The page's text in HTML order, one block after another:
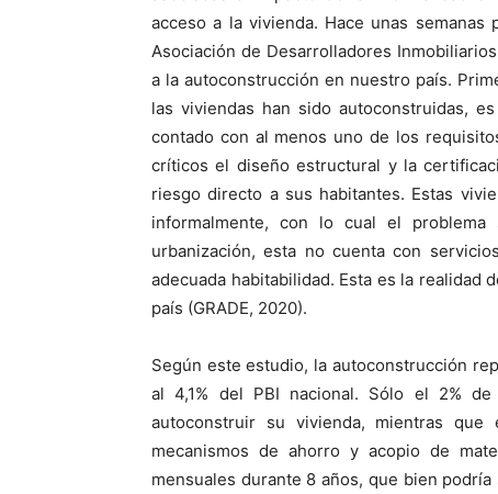
acceso a la vivienda. Hace unas
Asociación de Desarrolladores
a la autoconstrucción en nuestro país.
las viviendas han sido autoconstruidas,
contado con al menos uno de los
críticos el diseño estructural y la
riesgo directo a sus habitantes. Estas
informalmente, con lo cual el
urbanización, esta no cuenta con
adecuada habitabilidad. Esta es la realidad
país (GRADE, 2020).
Según este estudio, la autoconstrucción
al 4,1% del PBI nacional. Sólo el 2%
autoconstruir su vivienda, mientras
mecanismos de ahorro y acopio de
mensuales durante 8 años, que bien